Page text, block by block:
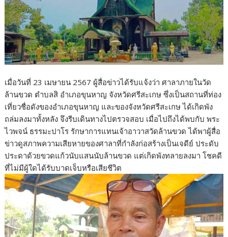
เมื่อวันที่ 23 เมษายน 2567 ผู้สื่อข่าวได้รับแจ้งว่า ศาลาภายในวัด
ล้านขวด ตำบลสิ อำเภอขุนหาญ จังหวัดศรีสะเกษ ซึ่งเป็นสถานที่ท่อง
เที่ยวชื่อดังของอำเภอขุนหาญ และของจังหวัดศรีสะเกษ ได้เกิดพัง
ถล่มลงมาทั้งหลัง จึงรีบเดินทางไปตรวจสอบ เมื่อไปถึงได้พบกับ พระ
ไวพจน์ ธรรมะปาโร รักษาการแทนเจ้าอาวาสวัดล้านขวด ได้พาผู้สื่อ
ข่าวดูสภาพความเสียหายของศาลาที่กำลังก่อสร้างเป็นเจดีย์ ประดับ
ประดาด้วยขวดแก้วนับแสนนับล้านขวด แต่เกิดพังทลายลงมา โชคดี
ที่ไม่มีผู้ใดได้รับบาดเจ็บหรือเสียชีวิต